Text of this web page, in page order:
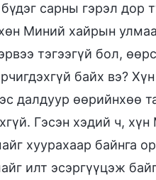
сарны гэрэл дор
Миний хайрын
тэгээгүй бол,
байх вэ?
далдуур өөрийнхөө
Гэсэн хэдий ч,
хуурахаар байнга
илт эсэргүүцэж